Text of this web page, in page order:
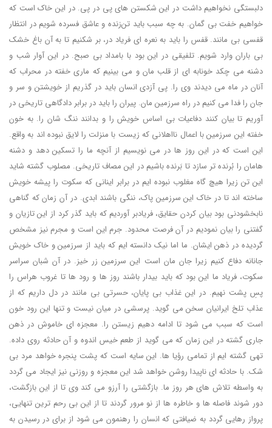
دلبستگی نخواهیم داشت در این شکستن های پی در پی. در این خاک است که
خواهیم خفت بی گمان. به چه سبب باید تن‌زنده و عاشق فسرده شویم در انتظار
قفسی بی مانند. قفس را باید به نعره ای فریاد در، بر شکنیم تا به آن باغ خشک
بی باران وارد شویم. تلفیقی در این بود با بامداد بی صبح. در این آوار شب و
دشنه می چکد خونابه ای از قلب مان و می بینیم که ماری خفته در محراب که
آنان در ماه می دیدند وی را. پی آزدی انسان باید در گذریم از خویشتن و سر و
جان را فدا می کنیم در راه سرزمین مان. پیران را باید در برابر دادگاهی تاریخی در
آوریم تا بیان کنند دفاعیات بی اساس خویش را و بدانند ننگ شان را. به خون
خفته این سرزمین با اعمال نااهلانی که زیست با منزلت را لایق نبوده اند به واقع.
این است که در این روز ها در می نویسیم از آنچه ما را تسکین دهد و دشنه
هامان را بُرنده تر سازد تا بَرنده باشیم در این مصاف تاریخی. مصلوب گشته شاید
این تن زیرا هیچ گاه مغلوب نبوده ایم در برابر اینانی که سکوت را پیشه خویش
ساخته اند تا در خاک این سرزمین پاک، ننگی باشند ابدی. در آن زمان که گناهی
نابخشودنی بود بیان کردن حقایق، فریادبر آوردیم که باید گذر کرد از این تازیان و
گفتنی را بیان نمودیم در آن فرصت محدود. جرم این است و مجرم نیز مشخص
گردیده در ذهن ایشان. ما اما نیک دانسته ایم که باید از سرزمین و خاک خویش
جانانه دفاع کنیم زیرا جان مان است این سرزمین زر خیز. در آن شبان سراسر
سکوت، فریاد ما این بود که باید بیدار باشند روز ها و رود ها تا غروب هراس را
پسِ پشت نهیم. در این غذاب بی پایان، حسرتی بی مانند در دل داریم که از
عذاب تلخ ایرانیان سخن می گوید. پرسشی در میان نیست و تنها این رود خون
است که سبب می شود تا ادامه دهیم زیستن را. معجزه ای خاموش در ذهن
جاری گشته در این زمان که می گوید از طعم خیس اندوه و آن حادثه روی داده.
تهی گشته ایم از تمامی رؤیا ها. این سایه است که پشت پنجره خواهد مرد بی
شک. با حادثه ای ناپیدا روشن خواهد شد این معجزه و روزنی نیز ایجاد می گردد
به واسطه تلاش های هر روز ما. بازگشتی را آرزو می کند وی تا از این بازگشت،
دور شوند فاصله ها و خاطره ها از نو مرور گردند تا از این بی رحم ترین تنهایی،
پرواز رهایی گردد به ضیافتی که انسان را رهنمون می شود از برای در رسیدن به